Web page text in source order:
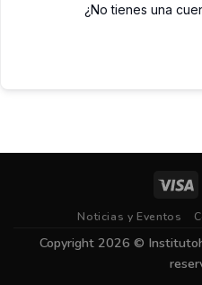
¿No tienes una
Noticias y Eventos
Copyright 2026 ©